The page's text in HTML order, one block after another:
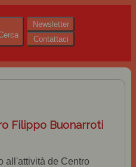
Newsletter
Contattaci
Filippo Buonarroti
all'attività de Centro